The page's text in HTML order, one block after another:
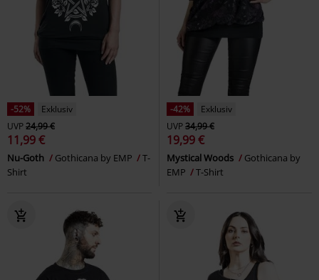
-52%
Exklusiv
UVP24,99 €
11,99 €
Nu-Goth Gothicana by EMP
T-
Shirt
-42%
Exklusiv
UVP34,99 €
19,99 €
Mystical Woods
Gothicana by
EMP
T-Shirt